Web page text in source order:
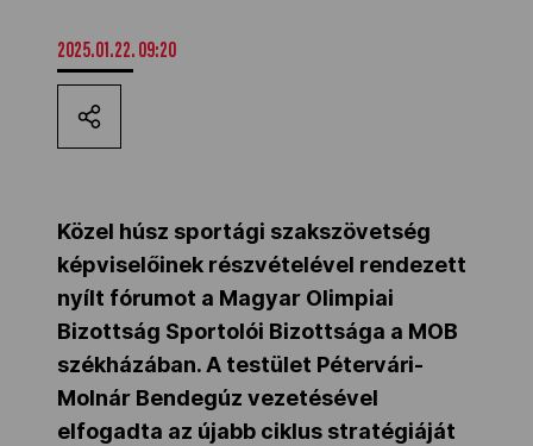
MOB
Kettőskarrier-program
NOB
Társszervezetek
OVEP
2025.01.22. 09:20
Közel húsz sportági szakszövetség
képviselőinek részvételével rendezett
nyílt fórumot a Magyar Olimpiai
Bizottság Sportolói Bizottsága a MOB
székházában. A testület Pétervári-
Molnár Bendegúz vezetésével
elfogadta az újabb ciklus stratégiáját